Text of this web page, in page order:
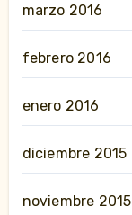
marzo 2016
febrero 2016
enero 2016
diciembre 2015
noviembre 2015